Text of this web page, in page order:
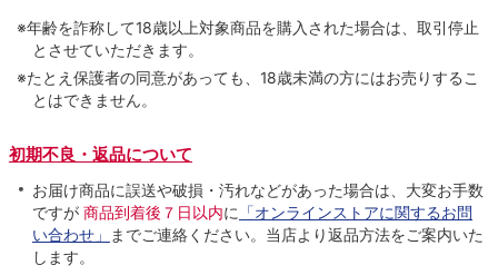
※年齢を詐称して18歳以上対象商品を購入された場合は、取引停止
とさせていただきます。
※たとえ保護者の同意があっても、18歳未満の方にはお売りするこ
とはできません。
初期不良・返品について
お届け商品に誤送や破損・汚れなどがあった場合は、大変お手数
ですが 商品到着後７日以内に 「オンラインストアに関するお問
い合わせ」
までご連絡ください。当店より返品方法をご案内いた
します。